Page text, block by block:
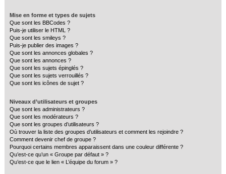
Mise en forme et types de sujets
Que sont les BBCodes ?
Puis-je utiliser le HTML ?
Que sont les smileys ?
Puis-je publier des images ?
Que sont les annonces globales ?
Que sont les annonces ?
Que sont les sujets épinglés ?
Que sont les sujets verrouillés ?
Que sont les icônes de sujet ?
Niveaux d’utilisateurs et groupes
Que sont les administrateurs ?
Que sont les modérateurs ?
Que sont les groupes d’utilisateurs ?
Où trouver la liste des groupes d’utilisateurs et comment les rejoindre ?
Comment devenir chef de groupe ?
Pourquoi certains membres apparaissent dans une couleur différente ?
Qu’est-ce qu’un « Groupe par défaut » ?
Qu’est-ce que le lien « L’équipe du forum » ?